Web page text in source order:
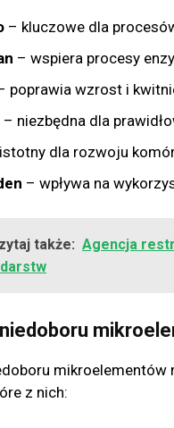
– kluczowe dla
– wspiera procesy
poprawia wzrost i
– niezbędna dla
dla rozwoju
– wpływa na
także: Agencja
z nich: